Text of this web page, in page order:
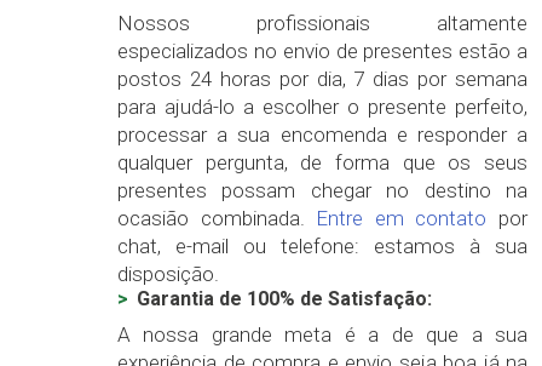
Nossos profissionais altamente
especializados no envio de presentes estão a
postos 24 horas por dia, 7 dias por semana
para ajudá-lo a escolher o presente perfeito,
processar a sua encomenda e responder a
qualquer pergunta, de forma que os seus
presentes possam chegar no destino na
ocasião combinada. Entre em contato por
chat, e-mail ou telefone: estamos à sua
disposição.
Garantia de 100% de Satisfação:
A nossa grande meta é a de que a sua